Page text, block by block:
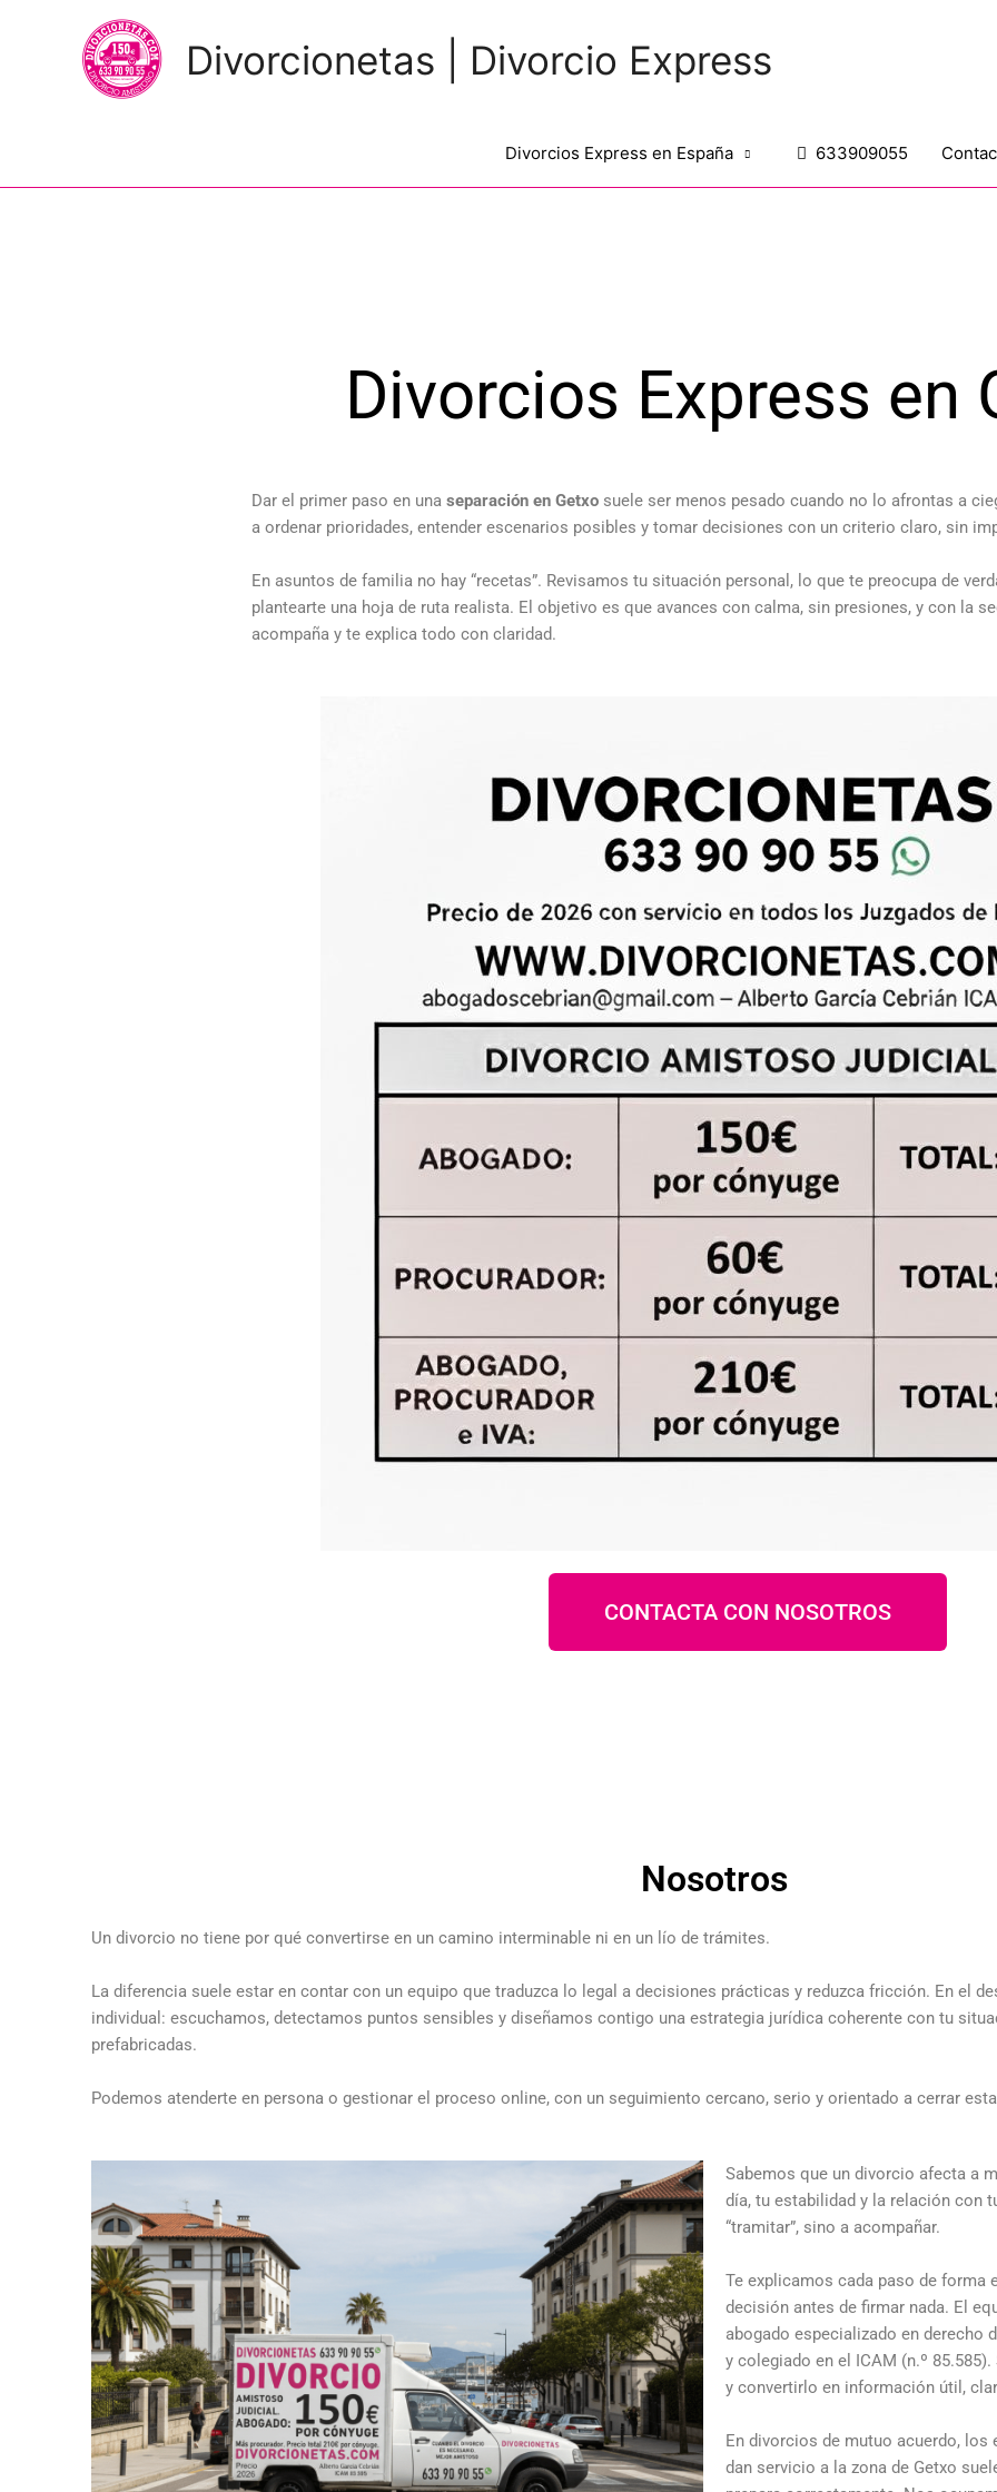
Divorcionetas | Divorcio Express
Divorcios Express en España 633909055
Divorcios Express en
Dar el primer paso en una separación en Getxo suele ser menos pesado cuando no lo afrontas a
a ordenar prioridades, entender escenarios posibles y tomar decisiones con un criterio claro, sin
En asuntos de familia no hay “recetas”. Revisamos tu situación personal, lo que te preocupa de
plantearte una hoja de ruta realista. El objetivo es que avances con calma, sin presiones, y con la
acompaña y te explica todo con claridad.
CONTACTA CON NOSOTROS
Nosotros
Un divorcio no tiene por qué convertirse en un camino interminable ni en un lío de trámites.
La diferencia suele estar en contar con un equipo que traduzca lo legal a decisiones prácticas y reduzca fricción. En el
individual: escuchamos, detectamos puntos sensibles y diseñamos contigo una estrategia jurídica coherente con tu
prefabricadas.
Podemos atenderte en persona o gestionar el proceso online, con un seguimiento cercano, serio y orientado a cerrar
Sabemos que un divorcio afecta a
día, tu estabilidad y la relación con
“tramitar”, sino a acompañar.
Te explicamos cada paso de forma
decisión antes de firmar nada. El
abogado especializado en derecho
y colegiado en el ICAM (n.º
y convertirlo en información útil,
En divorcios de mutuo acuerdo, los
dan servicio a la zona de Getxo